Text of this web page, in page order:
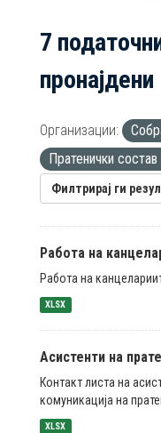
7
пронајдени
Организации:
Пратенички состав
Филтрирај ги
Работа на
Работа на
XLSX
Асистенти на
Контакт листа на
комуникација на
XLSX